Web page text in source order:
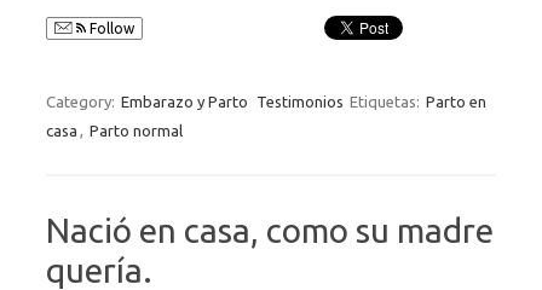
Follow
Category: Embarazo y Parto Testimonios Etiquetas: Parto en
casa
Parto normal
Nació en casa, como su madre
quería.